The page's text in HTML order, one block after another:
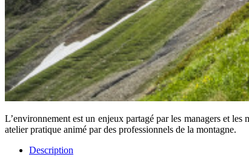
L’environnement est un enjeux partagé par les managers et
atelier pratique animé par des professionnels de la montagne.
Description